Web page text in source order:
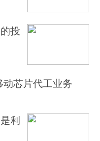
投
芯片代工业务
利